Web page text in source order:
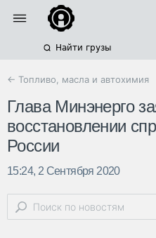
Найти грузы
← Топливо, масла и автохимия
Глава Минэнерго
восстановлении
России
15:24, 2 Сентября 2020